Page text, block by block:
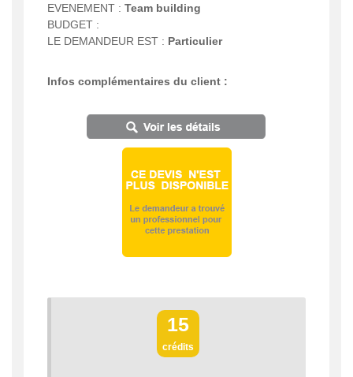
EVENEMENT : Team building
BUDGET :
LE DEMANDEUR EST : Particulier
Infos complémentaires du client :
15
crédits